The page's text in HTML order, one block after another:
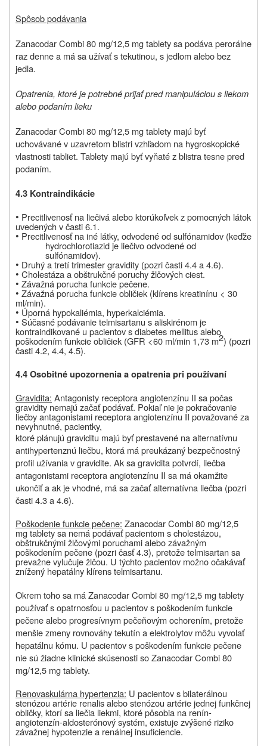
Spôsob podávania
Zanacodar Combi 80 mg/12,5 mg tablety sa podáva perorálne
raz denne a má sa užívať s tekutinou, s jedlom alebo bez
jedla.
Opatrenia, ktoré je potrebné prijať pred manipuláciou s liekom
alebo podaním lieku
Zanacodar Combi 80 mg/12,5 mg tablety majú byť
uchovávané v uzavretom blistri vzhľadom na hygroskopické
vlastnosti tabliet. Tablety majú byť vyňaté z blistra tesne pred
podaním.
4.3 Kontraindikácie
• Precitlivenosť na liečivá alebo ktorúkoľvek z pomocných látok
uvedených v časti 6.1.
• Precitlivenosť na iné látky, odvodené od sulfónamidov (keďže
hydrochlorotiazid je liečivo odvodené od
sulfónamidov).
• Druhý a tretí trimester gravidity (pozri časti 4.4 a 4.6).
• Cholestáza a obštrukčné poruchy žlčových ciest.
• Závažná porucha funkcie pečene.
• Závažná porucha funkcie obličiek (klírens kreatinínu < 30
ml/min).
• Úporná hypokaliémia, hyperkalciémia.
• Súčasné podávanie telmisartanu s aliskirénom je
kontraindikované u pacientov s diabetes mellitus alebo
poškodením funkcie obličiek (GFR <60 ml/min 1,73 m2) (pozri
časti 4.2, 4.4, 4.5).
4.4 Osobitné upozornenia a opatrenia pri používaní
Gravidita: Antagonisty receptora angiotenzínu II sa počas
gravidity nemajú začať podávať. Pokiaľ nie je pokračovanie
liečby antagonistami receptora angiotenzínu II považované za
nevyhnutné, pacientky,
ktoré plánujú graviditu majú byť prestavené na alternatívnu
antihypertenznú liečbu, ktorá má preukázaný bezpečnostný
profil užívania v gravidite. Ak sa gravidita potvrdí, liečba
antagonistami receptora angiotenzínu II sa má okamžite
ukončiť a ak je vhodné, má sa začať alternatívna liečba (pozri
časti 4.3 a 4.6).
Poškodenie funkcie pečene: Zanacodar Combi 80 mg/12,5
mg tablety sa nemá podávať pacientom s cholestázou,
obštrukčnými žlčovými poruchami alebo závažným
poškodením pečene (pozri časť 4.3), pretože telmisartan sa
prevažne vylučuje žlčou. U týchto pacientov možno očakávať
znížený hepatálny klírens telmisartanu.
Okrem toho sa má Zanacodar Combi 80 mg/12,5 mg tablety
používať s opatrnosťou u pacientov s poškodením funkcie
pečene alebo progresívnym pečeňovým ochorením, pretože
menšie zmeny rovnováhy tekutín a elektrolytov môžu vyvolať
hepatálnu kómu. U pacientov s poškodením funkcie pečene
nie sú žiadne klinické skúsenosti so Zanacodar Combi 80
mg/12,5 mg tablety.
Renovaskulárna hypertenzia: U pacientov s bilaterálnou
stenózou artérie renalis alebo stenózou artérie jednej funkčnej
obličky, ktorí sa liečia liekmi, ktoré pôsobia na renín-
angiotenzín-aldosterónový systém, existuje zvýšené riziko
závažnej hypotenzie a renálnej insuficiencie.